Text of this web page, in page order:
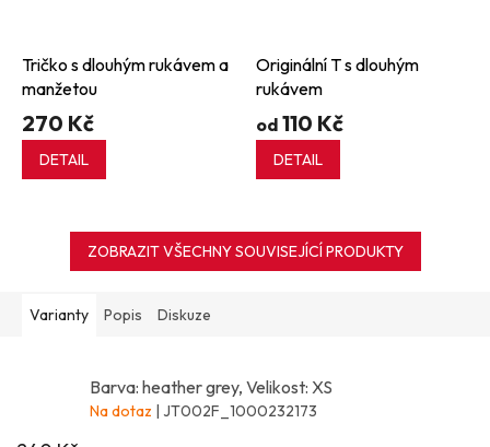
Tričko s dlouhým rukávem a
manžetou
270 Kč
DETAIL
Originální T s dlouhým
rukávem
od 110 Kč
DETAIL
ZOBRAZIT VŠECHNY SOUVISEJÍCÍ PRODUKTY
Varianty Popis Diskuze
Barva: heather grey, Velikost: XS
Na dotaz | JT002F_1000232173